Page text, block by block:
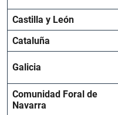
Castilla y León
Cataluña
Galicia
Comunidad Foral de
Navarra